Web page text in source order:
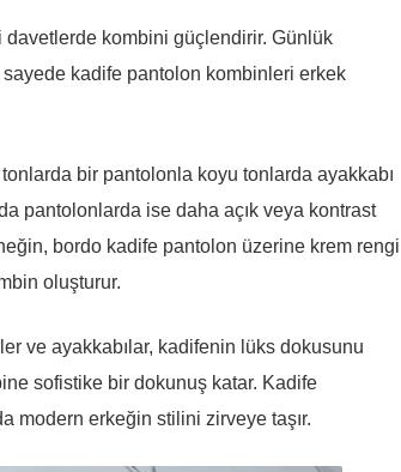
kombini güçlendirir. Günlük
kadife pantolon kombinleri erkek
bir pantolonla koyu tonlarda ayakkabı
pantolonlarda ise daha açık veya kontrast
bordo kadife pantolon üzerine krem rengi
oluşturur.
ve ayakkabılar, kadifenin lüks dokusunu
sofistike bir dokunuş katar. Kadife
modern erkeğin stilini zirveye taşır.